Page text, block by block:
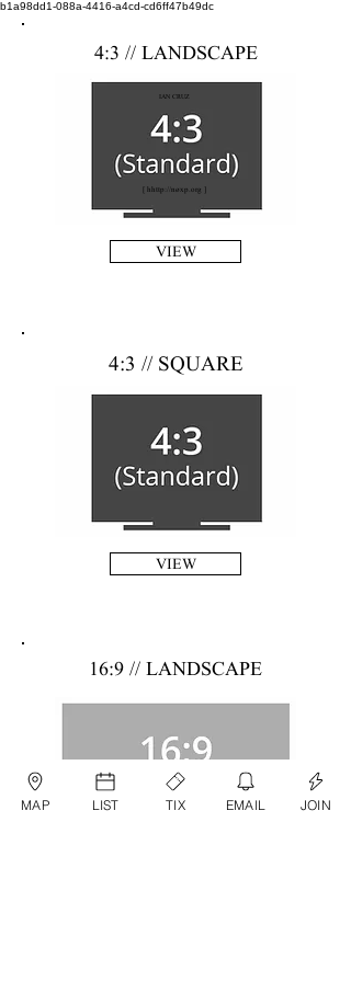
b1a98dd1-088a-4416-a4cd-cd6ff47b49dc
4:3 // LANDSCAPE
IAN CRUZ
[ h http://nøxp.org ]
VIEW
4:3 // SQUARE
VIEW
16:9 // LANDSCAPE
MAP LIST TIX EMAIL JOIN